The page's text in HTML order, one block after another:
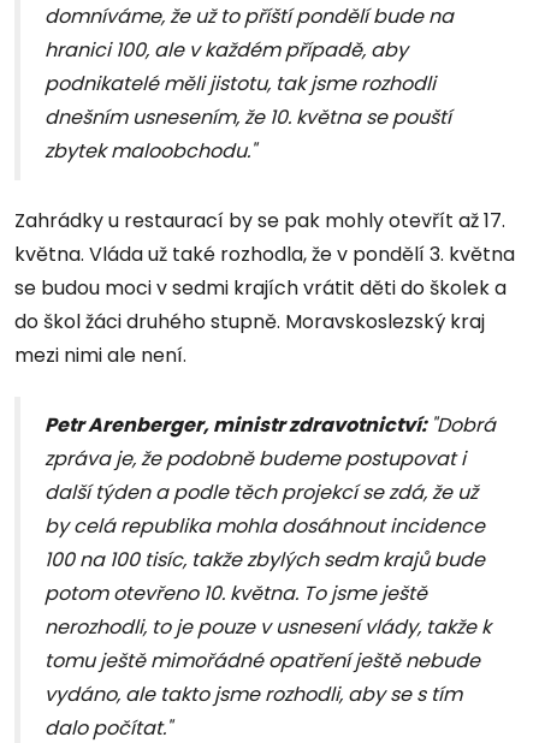
domníváme, že už to příští pondělí bude na
hranici 100, ale v každém případě, aby
podnikatelé měli jistotu, tak jsme rozhodli
dnešním usnesením, že 10. května se pouští
zbytek maloobchodu."
Zahrádky u restaurací by se pak mohly otevřít až 17.
května. Vláda už také rozhodla, že v pondělí 3. května
se budou moci v sedmi krajích vrátit děti do školek a
do škol žáci druhého stupně. Moravskoslezský kraj
mezi nimi ale není.
Petr Arenberger, ministr zdravotnictví: "Dobrá
zpráva je, že podobně budeme postupovat i
další týden a podle těch projekcí se zdá, že už
by celá republika mohla dosáhnout incidence
100 na 100 tisíc, takže zbylých sedm krajů bude
potom otevřeno 10. května. To jsme ještě
nerozhodli, to je pouze v usnesení vlády, takže k
tomu ještě mimořádné opatření ještě nebude
vydáno, ale takto jsme rozhodli, aby se s tím
dalo počítat."